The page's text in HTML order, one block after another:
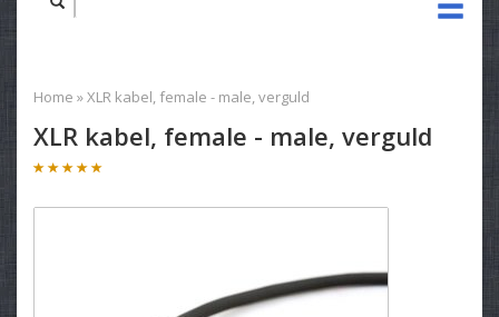
Home »XLR kabel, female - male, verguld
XLR kabel, female - male, verguld